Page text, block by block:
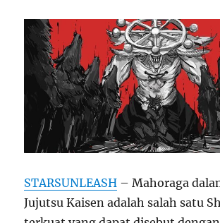
STARSUNLEASH – Mahoraga
Jujutsu Kaisen adalah salah satu